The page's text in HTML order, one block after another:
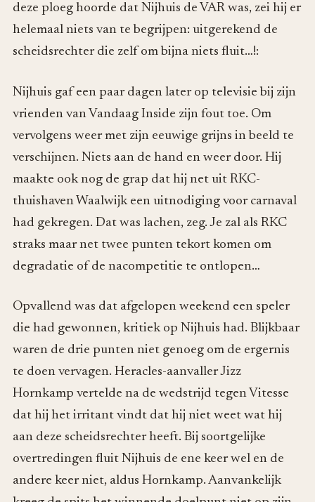
deze ploeg hoorde dat Nijhuis de VAR was, zei hij er
helemaal niets van te begrijpen: uitgerekend de
scheidsrechter die zelf om bijna niets fluit…!:
Nijhuis gaf een paar dagen later op televisie bij zijn
vrienden van Vandaag Inside zijn fout toe. Om
vervolgens weer met zijn eeuwige grijns in beeld te
verschijnen. Niets aan de hand en weer door. Hij
maakte ook nog de grap dat hij net uit RKC-
thuishaven Waalwijk een uitnodiging voor carnaval
had gekregen. Dat was lachen, zeg. Je zal als RKC
straks maar net twee punten tekort komen om
degradatie of de nacompetitie te ontlopen…
Opvallend was dat afgelopen weekend een speler
die had gewonnen, kritiek op Nijhuis had. Blijkbaar
waren de drie punten niet genoeg om de ergernis
te doen vervagen. Heracles-aanvaller Jizz
Hornkamp vertelde na de wedstrijd tegen Vitesse
dat hij het irritant vindt dat hij niet weet wat hij
aan deze scheidsrechter heeft. Bij soortgelijke
overtredingen fluit Nijhuis de ene keer wel en de
andere keer niet, aldus Hornkamp. Aanvankelijk